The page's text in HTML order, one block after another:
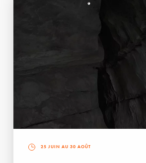
25 JUIN AU 30 AOÛT